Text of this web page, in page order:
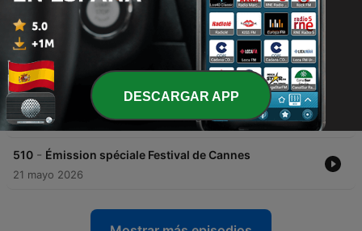
04 jun. 2026
512 - Thomas Pesquet, droit dans les yeux
01 jun. 2026
511 - À l’aventure !
28 mayo 2026
510 - Émission spéciale Festival de Cannes
21 mayo 2026
DESCARGAR APP